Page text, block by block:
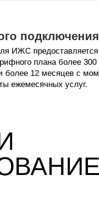
подключения
ИЖС
плана более
более 12 месяцев с
ежемесячных услуг.